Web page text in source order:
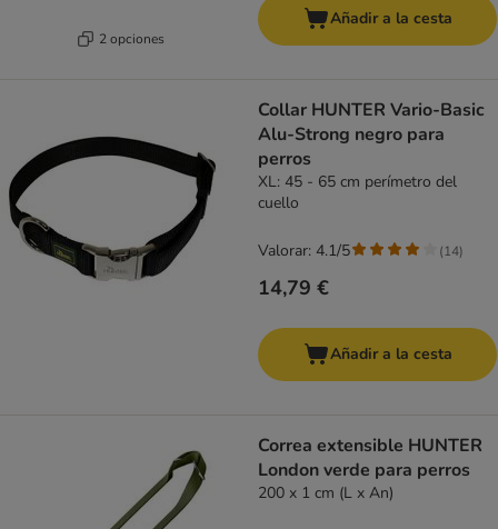
2 opciones
Añadir a la cesta
Collar HUNTER Vario-Basic
Alu-Strong negro para
perros
XL: 45 - 65 cm perímetro del
cuello
14,79 €
Valorar: 4.1/5 (14)
Añadir a la cesta
Correa extensible HUNTER
London verde para perros
200 x 1 cm (L x An)